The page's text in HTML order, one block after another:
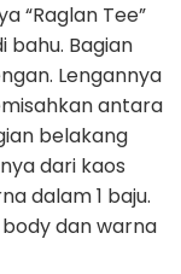
“Raglan Tee”
bahu. Bagian
Lengannya
antara
belakang
dari kaos
dalam 1 baju.
dan warna